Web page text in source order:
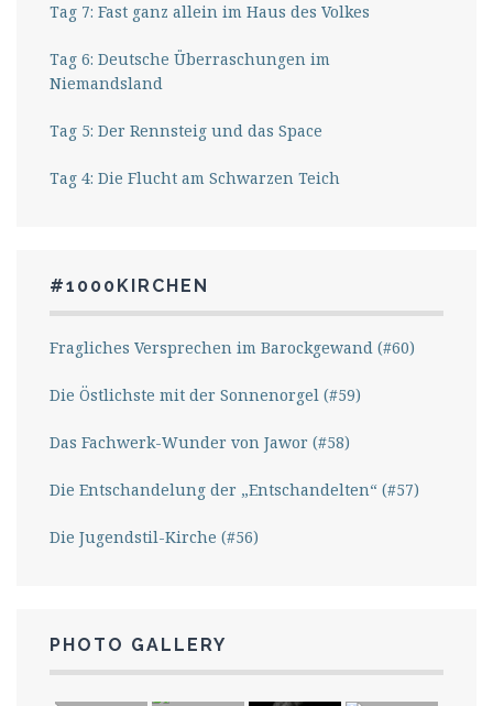
Tag 7: Fast ganz allein im Haus des Volkes
Tag 6: Deutsche Überraschungen im
Niemandsland
Tag 5: Der Rennsteig und das Space
Tag 4: Die Flucht am Schwarzen Teich
#1000KIRCHEN
Fragliches Versprechen im Barockgewand (#60)
Die Östlichste mit der Sonnenorgel (#59)
Das Fachwerk-Wunder von Jawor (#58)
Die Entschandelung der „Entschandelten“ (#57)
Die Jugendstil-Kirche (#56)
PHOTO GALLERY